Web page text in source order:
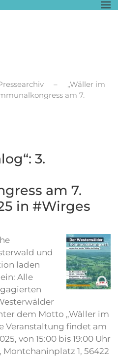
„Wäller im
am 7.
3.
am 7.
in #Wirges
und
laden
Alle
dem Motto „Wäller im
Veranstaltung findet am
von 15:00 bis 19:00 Uhr
1, 56422